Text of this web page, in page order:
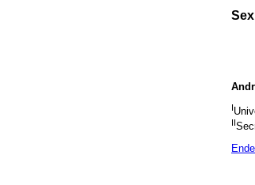
I
II